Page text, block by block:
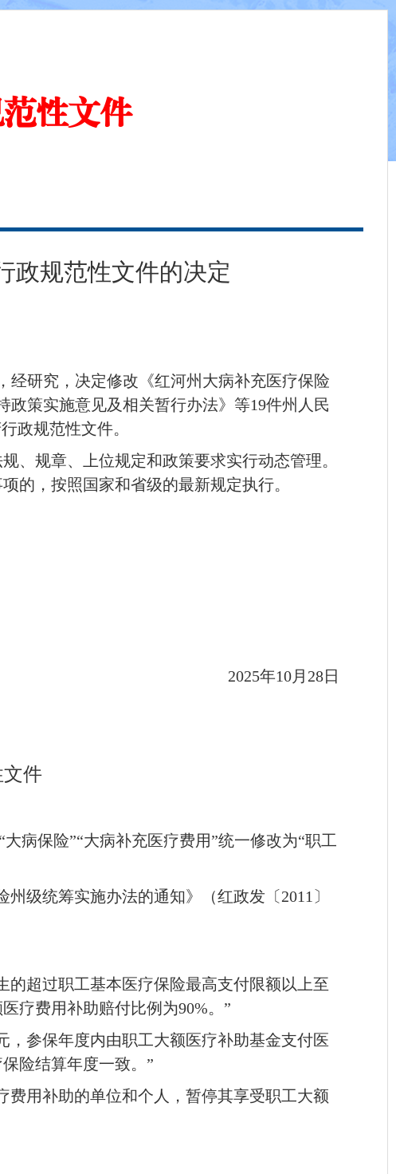
性文件
政规范性文件的决定
经研究，决定修改《红河州大病补充医疗保险
策实施意见及相关暂行办法》等19件州人民
政规范性文件。
、规章、上位规定和政策要求实行动态管理。
的，按照国家和省级的最新规定执行。
2025年10月28日
件
病保险”“大病补充医疗费用”统一修改为“职工
级统筹实施办法的通知》（红政发〔2011〕
的超过职工基本医疗保险最高支付限额以上至
疗费用补助赔付比例为90%。”
，参保年度内由职工大额医疗补助基金支付医
险结算年度一致。”
费用补助的单位和个人，暂停其享受职工大额